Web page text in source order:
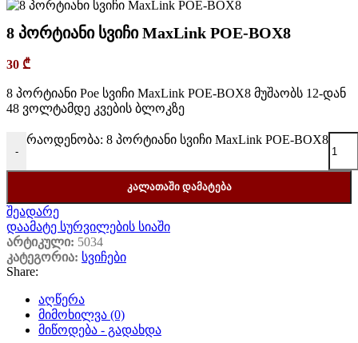
8 პორტიანი სვიჩი MaxLink POE-BOX8
30 ₾
8 პორტიანი Poe სვიჩი MaxLink POE-BOX8 მუშაობს 12-დან
48 ვოლტამდე კვების ბლოკზე
-
რაოდენობა: 8 პორტიანი სვიჩი MaxLink POE-BOX8
ᲙᲐᲚᲐᲗᲐᲨᲘ ᲓᲐᲛᲐᲢᲔᲑᲐ
შეადარე
დაამატე სურვილების სიაში
არტიკული: 5034
კატეგორია: სვიჩები
Share:
აღწერა
მიმოხილვა (0)
მიწოდება - გადახდა